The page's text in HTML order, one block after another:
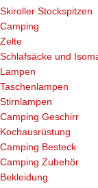
Skiroller Stockspitzen
Camping
Zelte
Schlafsäcke und
Lampen
Taschenlampen
Stirnlampen
Camping Geschirr
Kochausrüstung
Camping Besteck
Camping Zubehör
Bekleidung